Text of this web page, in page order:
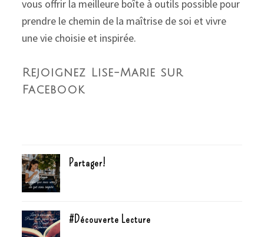
vous offrir la meilleure boîte à outils possible pour
prendre le chemin de la maîtrise de soi et vivre
une vie choisie et inspirée.
Rejoignez Lise-Marie sur
Facebook
Partager!
#Découverte Lecture